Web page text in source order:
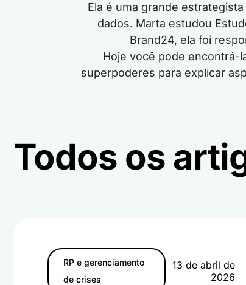
Ela é uma grande
dados. Marta estudou
Brand24, ela foi
Hoje você pode encontrá-
superpoderes para explicar
Todos os
RP e gerenciamento
de crises
13 de abril de
2026